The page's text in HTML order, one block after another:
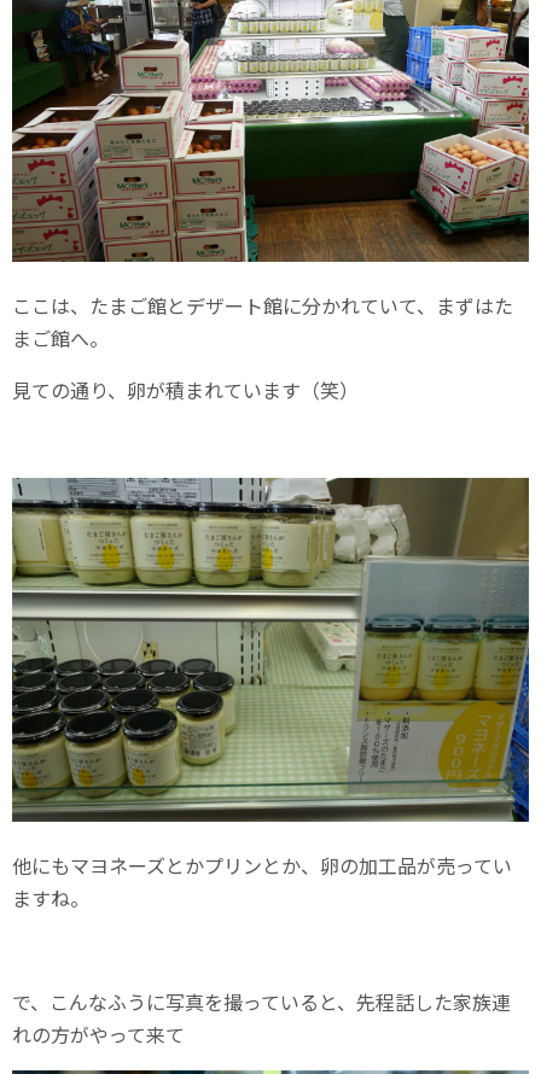
ここは、たまご館とデザート館に分かれていて、まずはた
まご館へ。
見ての通り、卵が積まれています（笑）
他にもマヨネーズとかプリンとか、卵の加工品が売ってい
ますね。
で、こんなふうに写真を撮っていると、先程話した家族連
れの方がやって来て